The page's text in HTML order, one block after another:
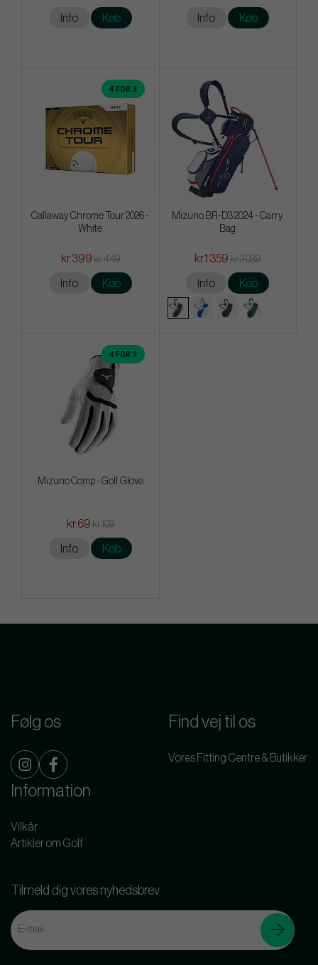
Info Køb Info Køb
4 FOR 3
Callaway Chrome Tour 2026 -
White
kr.399 kr.449
Info Køb
Mizuno BR-D3 2024 - Carry
Bag
kr.1 359 kr.2 039
Info Køb
4 FOR 3
Mizuno Comp - Golf Glove
kr.69 kr.109
Info Køb
Følg os Find vej til os
Vores Fitting Centre & Butikker
Information
Vilkår
Artikler om Golf
Tilmeld dig vores nyhedsbrev